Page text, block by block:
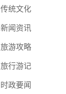
传统文化
新闻资讯
旅游攻略
旅行游记
时政要闻